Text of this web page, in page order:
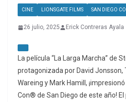
CINE LIONSGATE FILMS SAN DIEGO
26 julio, 2025 Erick Contreras Ayala
La película “La Larga Marcha” de
protagonizada por David Jonsson,
Wareing y Mark Hamill,
Con® de San Diego de este año! El